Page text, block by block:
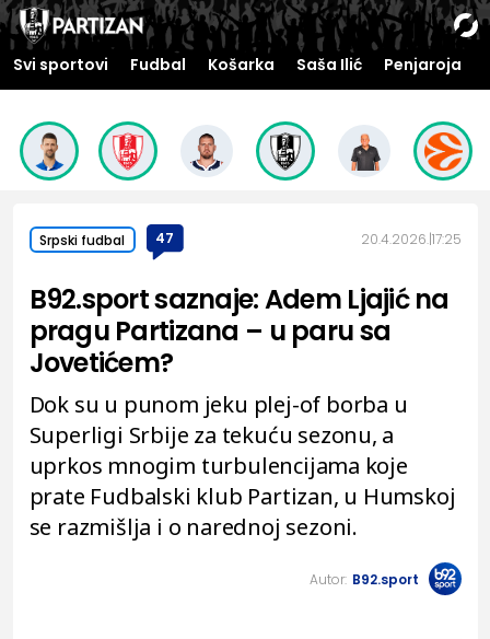
Svi sportovi Fudbal Košarka Saša Ilić Penjaroja
Srpski fudbal 47 20.4.2026. 17:25
B92.sport saznaje: Adem Ljajić na
pragu Partizana – u paru sa
Jovetićem?
Dok su u punom jeku plej-of borba u
Superligi Srbije za tekuću sezonu, a
uprkos mnogim turbulencijama koje
prate Fudbalski klub Partizan, u Humskoj
se razmišlja i o narednoj sezoni.
Autor: B92.sport